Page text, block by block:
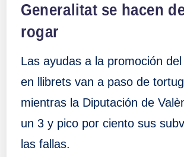
Generalitat se hacen
rogar
Las ayudas a la promoción
en llibrets van a paso de
mientras la Diputación de
un 3 y pico por ciento sus
las fallas.